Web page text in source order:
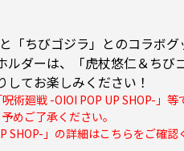
「ちびゴジラ」とのコラボグ
ルダーは、「虎杖悠仁＆ち
てお楽しみください！
術廻戦 -OIOI POP UP SHOP-」等
めご了承ください。
SHOP-」の詳細はこちらをご確認